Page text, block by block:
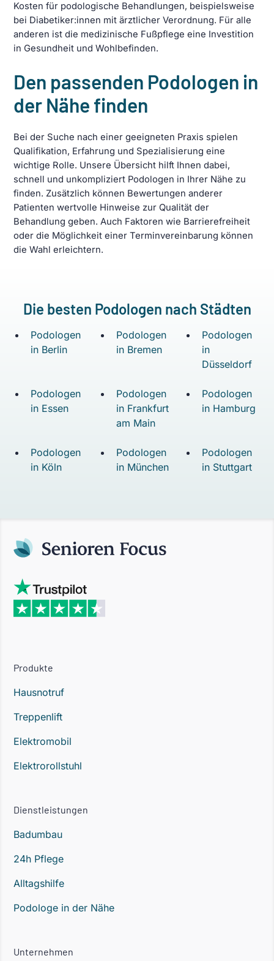
Kosten für podologische Behandlungen, beispielsweise
bei Diabetiker:innen mit ärztlicher Verordnung. Für alle
anderen ist die medizinische Fußpflege eine Investition
in Gesundheit und Wohlbefinden.
Den passenden Podologen in
der Nähe finden
Bei der Suche nach einer geeigneten Praxis spielen
Qualifikation, Erfahrung und Spezialisierung eine
wichtige Rolle. Unsere Übersicht hilft Ihnen dabei,
schnell und unkompliziert Podologen in Ihrer Nähe zu
finden. Zusätzlich können Bewertungen anderer
Patienten wertvolle Hinweise zur Qualität der
Behandlung geben. Auch Faktoren wie Barrierefreiheit
oder die Möglichkeit einer Terminvereinbarung können
die Wahl erleichtern.
Die besten Podologen nach Städten
Podologen
in Berlin
Podologen
in Bremen
Podologen
in
Düsseldorf
Podologen
in Essen
Podologen
in Frankfurt
am Main
Podologen
in Hamburg
Podologen
in Köln
Podologen
in München
Podologen
in Stuttgart
Produkte
Hausnotruf
Treppenlift
Elektromobil
Elektrorollstuhl
Dienstleistungen
Badumbau
24h Pflege
Alltagshilfe
Podologe in der Nähe
Unternehmen